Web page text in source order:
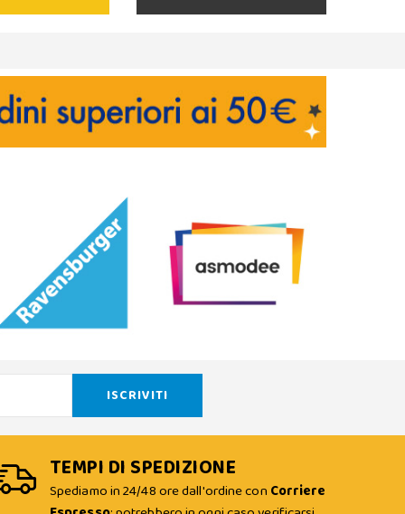
TEMPI DI SPEDIZIONE
Spediamo in 24/48 ore dall'ordine con Corriere